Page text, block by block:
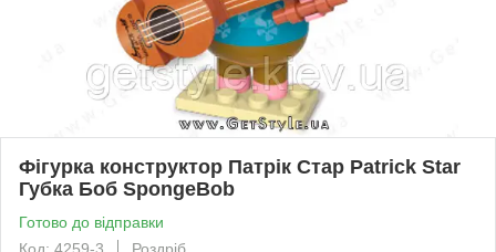
Фігурка конструктор Патрік Стар Patrick Star
Губка Боб SpongeBob
Готово до відправки
Код: 4259-3
Роздріб